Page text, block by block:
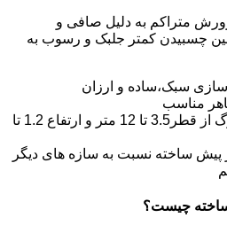
متراکم به دلیل صافی و
چسبیدن کمتر جلبک و رسوب به
سبک،ساده و ارزان
مناسب
امکان ساخت ابعاد بزرگ از قطر3.5 تا 12 متر و ارتفاع 1.2 تا
ساخته نسبت به سازه های دیگر
چیست؟